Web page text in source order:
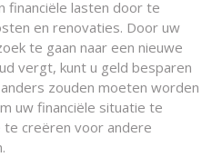
financiële lasten door te
en renovaties. Door uw
te gaan naar een nieuwe
vergt, kunt u geld besparen
zouden moeten worden
uw financiële situatie te
creëren voor andere